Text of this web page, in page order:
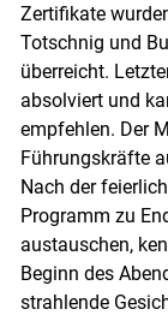
Zertifikate
Totschnig und
überreicht.
absolviert und
empfehlen. Der
Führungskräfte
Nach der
Programm zu
austauschen,
Beginn des
strahlende